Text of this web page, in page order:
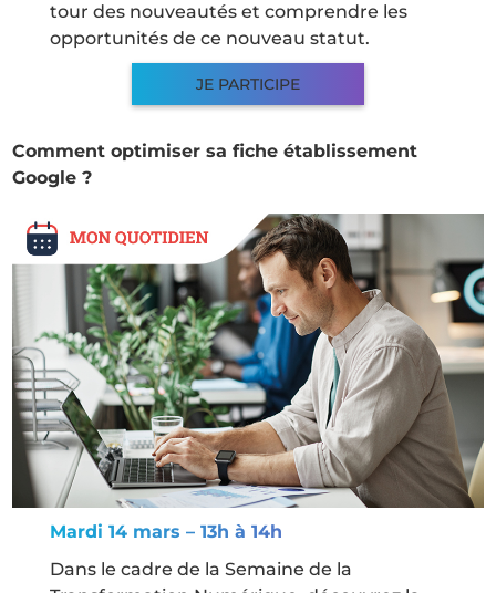
tour des nouveautés et comprendre les
opportunités de ce nouveau statut.
JE PARTICIPE
Comment optimiser sa fiche établissement
Google ?
Mardi 14 mars – 13h à 14h
Dans le cadre de la Semaine de la